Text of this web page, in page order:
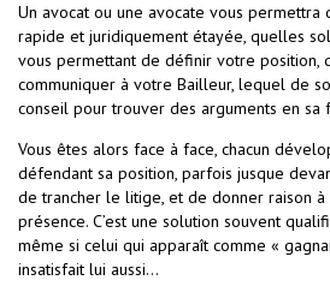
Un avocat ou une avocate vous permettra
rapide et juridiquement étayée, quelles
vous permettant de définir votre position,
communiquer à votre Bailleur, lequel de
conseil pour trouver des arguments en sa
Vous êtes alors face à face, chacun
défendant sa position, parfois jusque
de trancher le litige, et de donner raison à
présence. C’est une solution souvent
même si celui qui apparaît comme «
insatisfait lui aussi…